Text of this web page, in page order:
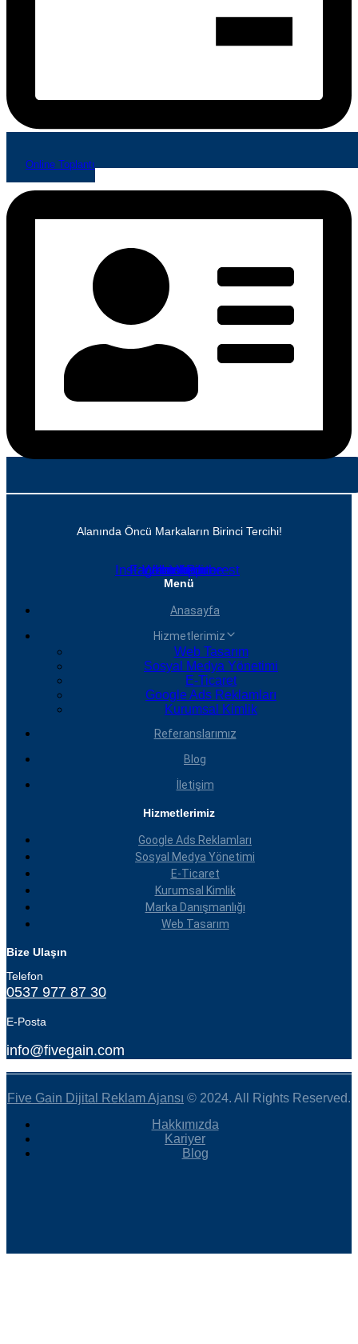
Online Toplantı
Alanında Öncü Markaların Birinci Tercihi!
Instagram
Facebook
Whatsapp
Linkedin
Youtube
Pinterest
Menü
Anasayfa
Hizmetlerimiz
Web Tasarım
Sosyal Medya Yönetimi
E-Ticaret
Google Ads Reklamları
Kurumsal Kimlik
Referanslarımız
Blog
İletişim
Hizmetlerimiz
Google Ads Reklamları
Sosyal Medya Yönetimi
E-Ticaret
Kurumsal Kimlik
Marka Danışmanlığı
Web Tasarım
Bize Ulaşın
Telefon
0537 977 87 30
E-Posta
info@fivegain.com
Five Gain Dijital Reklam Ajansı © 2024. All Rights Reserved.
Hakkımızda
Kariyer
Blog